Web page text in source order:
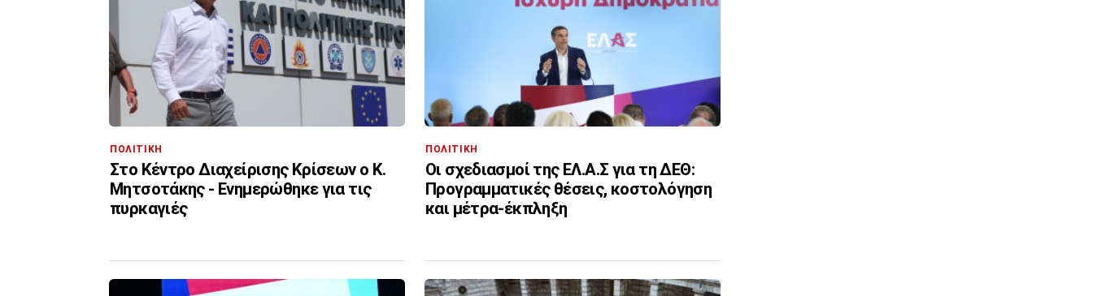
ΠΟΛΙΤΙΚΗ
Στο Κέντρο Διαχείρισης Κρίσεων ο Κ.
Μητσοτάκης - Ενημερώθηκε για τις
πυρκαγιές
ΠΟΛΙΤΙΚΗ
Οι σχεδιασμοί της ΕΛ.Α.Σ για τη ΔΕΘ:
Προγραμματικές θέσεις, κοστολόγηση
και μέτρα-έκπληξη